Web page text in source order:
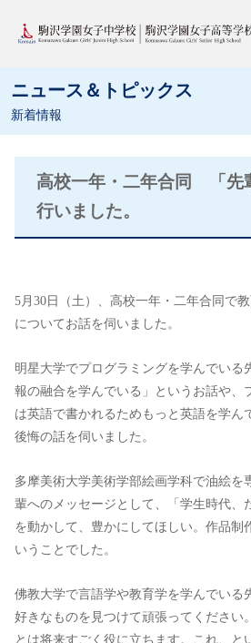
ニュース＆トピックス
新着情報
高校一年・二年合同 「先
行いました。
5月30日（土）、高校一年・二年合同で
についてお話を伺いました。
明星大学でプログラミングを学んでいる
報の融合を学んでいる」というお話や、
は英語で書かれるためもっと英語を学ん
後悔の話を伺いました。
多摩美術大学美術学部絵画学科で油絵を
輩へのメッセージとして、「学生時代、
を動かして、豊かにしてほしい。作品制
いうことでした。
佛教大学で言語学や教育学を学んでいる
好きなものを見つけて頑張ってください
とは将来すごく役に立ちます。これ、と